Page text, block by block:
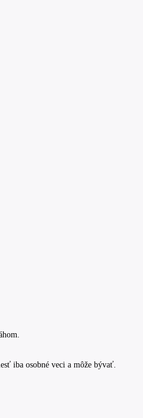
iba osobné veci a môže bývať.